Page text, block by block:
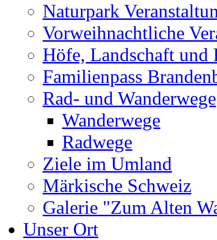
Naturpark
Vorweihnachtliche
Höfe, Landschaft und
Familienpass
Rad- und Wanderwege
Wanderwege
Radwege
Ziele im Umland
Märkische Schweiz
Galerie "Zum Alten
Unser Ort